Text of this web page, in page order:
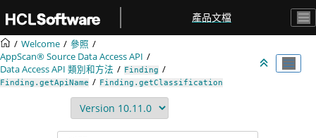
產品文檔
Welcome
參照
AppScan® Source Data Access API
Data Access API 類別和方法
Finding
Finding.getApiName
Finding.getClassification